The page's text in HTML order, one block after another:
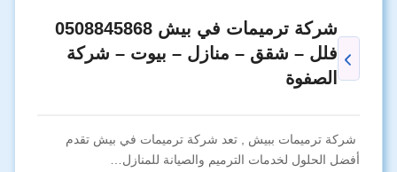
شركة ترميمات في بيش 0508845868
فلل – شقق – منازل – بيوت – شركة
الصفوة
شركة ترميمات ببيش , تعد شركة ترميمات في بيش تقدم
أفضل الحلول لخدمات الترميم والصيانة للمنازل…